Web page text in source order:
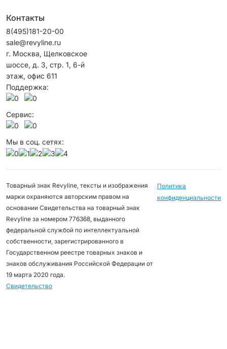
Контакты
8(495)181-20-00
sale@revyline.ru
г. Москва, Щелковское
шоссе, д. 3, стр. 1, 6-й
этаж, офис 611
Поддержка:
Сервис:
Мы в соц. сетях:
Товарный знак Revyline, тексты и изображения
марки охраняются авторским правом на
основании Свидетельства на товарный знак
Revyline за номером 776368, выданного
федеральной службой по интеллектуальной
собственности, зарегистрированного в
Государственном реестре товарных знаков и
знаков обслуживания Российской Федерации от
19 марта 2020 года.
Свидетельство
Политика
конфиденциальности